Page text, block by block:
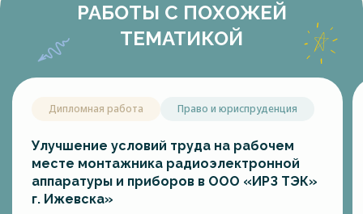
РАБОТЫ С ПОХОЖЕЙ
ТЕМАТИКОЙ
Дипломная работа Право и юриспруденция
Улучшение условий труда на рабочем
месте монтажника радиоэлектронной
аппаратуры и приборов в ООО «ИРЗ ТЭК»
г. Ижевска»